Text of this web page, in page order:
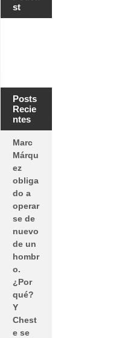
st
Posts
Recie
ntes
Marc
Márqu
ez
obliga
do a
operar
se de
nuevo
de un
hombr
o.
¿Por
qué?
Y
Chest
e se